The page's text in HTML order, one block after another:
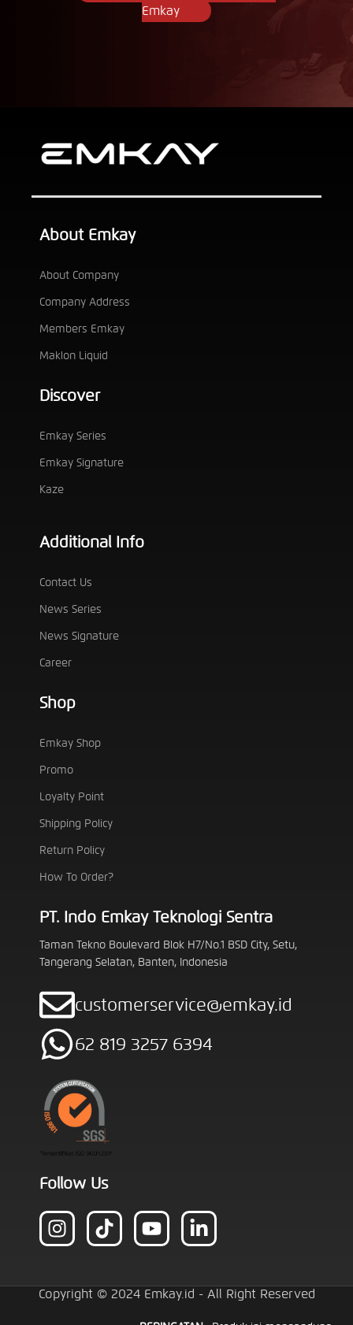
Emkay
About Emkay
About Company
Company Address
Members Emkay
Maklon Liquid
Discover
Emkay Series
Emkay Signature
Kaze
Additional Info
Contact Us
News Series
News Signature
Career
Shop
Emkay Shop
Promo
Loyalty Point
Shipping Policy
Return Policy
How To Order?
PT. Indo Emkay Teknologi Sentra
Taman Tekno Boulevard Blok H7/No.1 BSD City, Setu,
Tangerang Selatan, Banten, Indonesia
customerservice@emkay.id
62 819 3257 6394
Follow Us
Copyright © 2024 Emkay.id - All Right Reserved